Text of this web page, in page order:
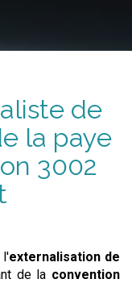
de
la paye
3002
l'externalisation de
de la convention